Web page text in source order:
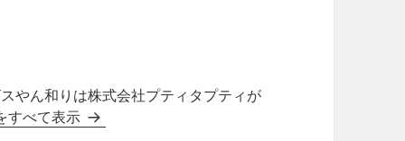
やん和りは株式会社プティタプティが
すべて表示